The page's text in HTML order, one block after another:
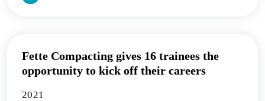
Fette Compacting gives 16 trainees the
opportunity to kick off their careers
2021